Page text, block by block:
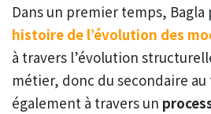
Dans un premier temps, Bagla
histoire de l’évolution des
à travers l’évolution
métier, donc du secondaire
également à travers un